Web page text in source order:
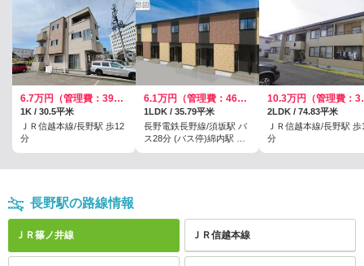
6.7万円（管理費：3900円）
1K / 30.5平米
ＪＲ信越本線/長野駅 歩12
分
6.1万円（管理費：4600円）
1LDK / 35.79平米
長野電鉄長野線/須坂駅 バ
ス28分 (バス停)綿内駅 歩5
10.3
2LDK / 74.83平米
ＪＲ信越本線/長野駅 歩
分
長野駅の路線情報
ＪＲ篠ノ井線 ＪＲ信越本線